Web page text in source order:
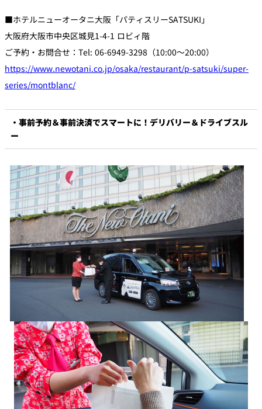
■ホテルニューオータニ大阪「パティスリーSATSUKI」
大阪府大阪市中央区城見1-4-1 ロビィ階
ご予約・お問合せ：Tel: 06-6949-3298（10:00～20:00）
https://www.newotani.co.jp/osaka/restaurant/p-satsuki/super-
series/montblanc/
・事前予約＆事前決済でスマートに！デリバリー＆ドライブスル
ー